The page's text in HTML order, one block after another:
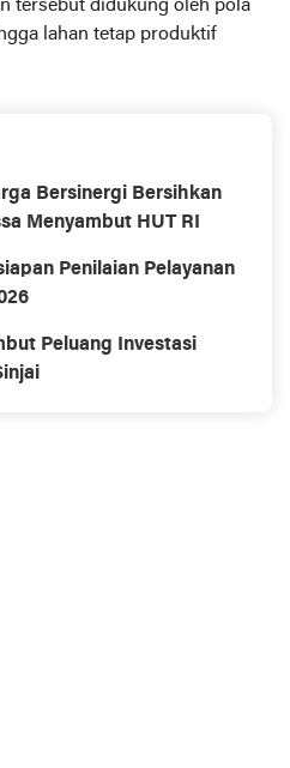
tersebut didukung oleh pola
lahan tetap produktif
Bersinergi Bersihkan
Menyambut HUT RI
Penilaian Pelayanan
Peluang Investasi